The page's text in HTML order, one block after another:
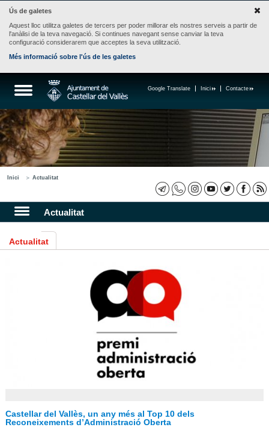
Ús de galetes
Aquest lloc utilitza galetes de tercers per poder millorar els nostres serveis a partir de
l'anàlisi de la teva navegació. Si continues navegant sense canviar la teva
configuració considerarem que acceptes la seva utilització.
Més informació sobre l'ús de les galetes
Contacte
Inici
Google Translate
Inici Actualitat
Actualitat
Actualitat
Castellar del Vallès, un any més al Top 10 dels
Reconeixements d’Administració Oberta